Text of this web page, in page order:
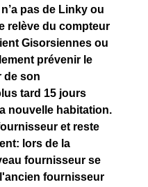
pas de Linky ou
relève du compteur
Gisorsiennes ou
prévenir le
de son
tard 15 jours
nouvelle habitation.
et reste
: lors de la
fournisseur se
fournisseur